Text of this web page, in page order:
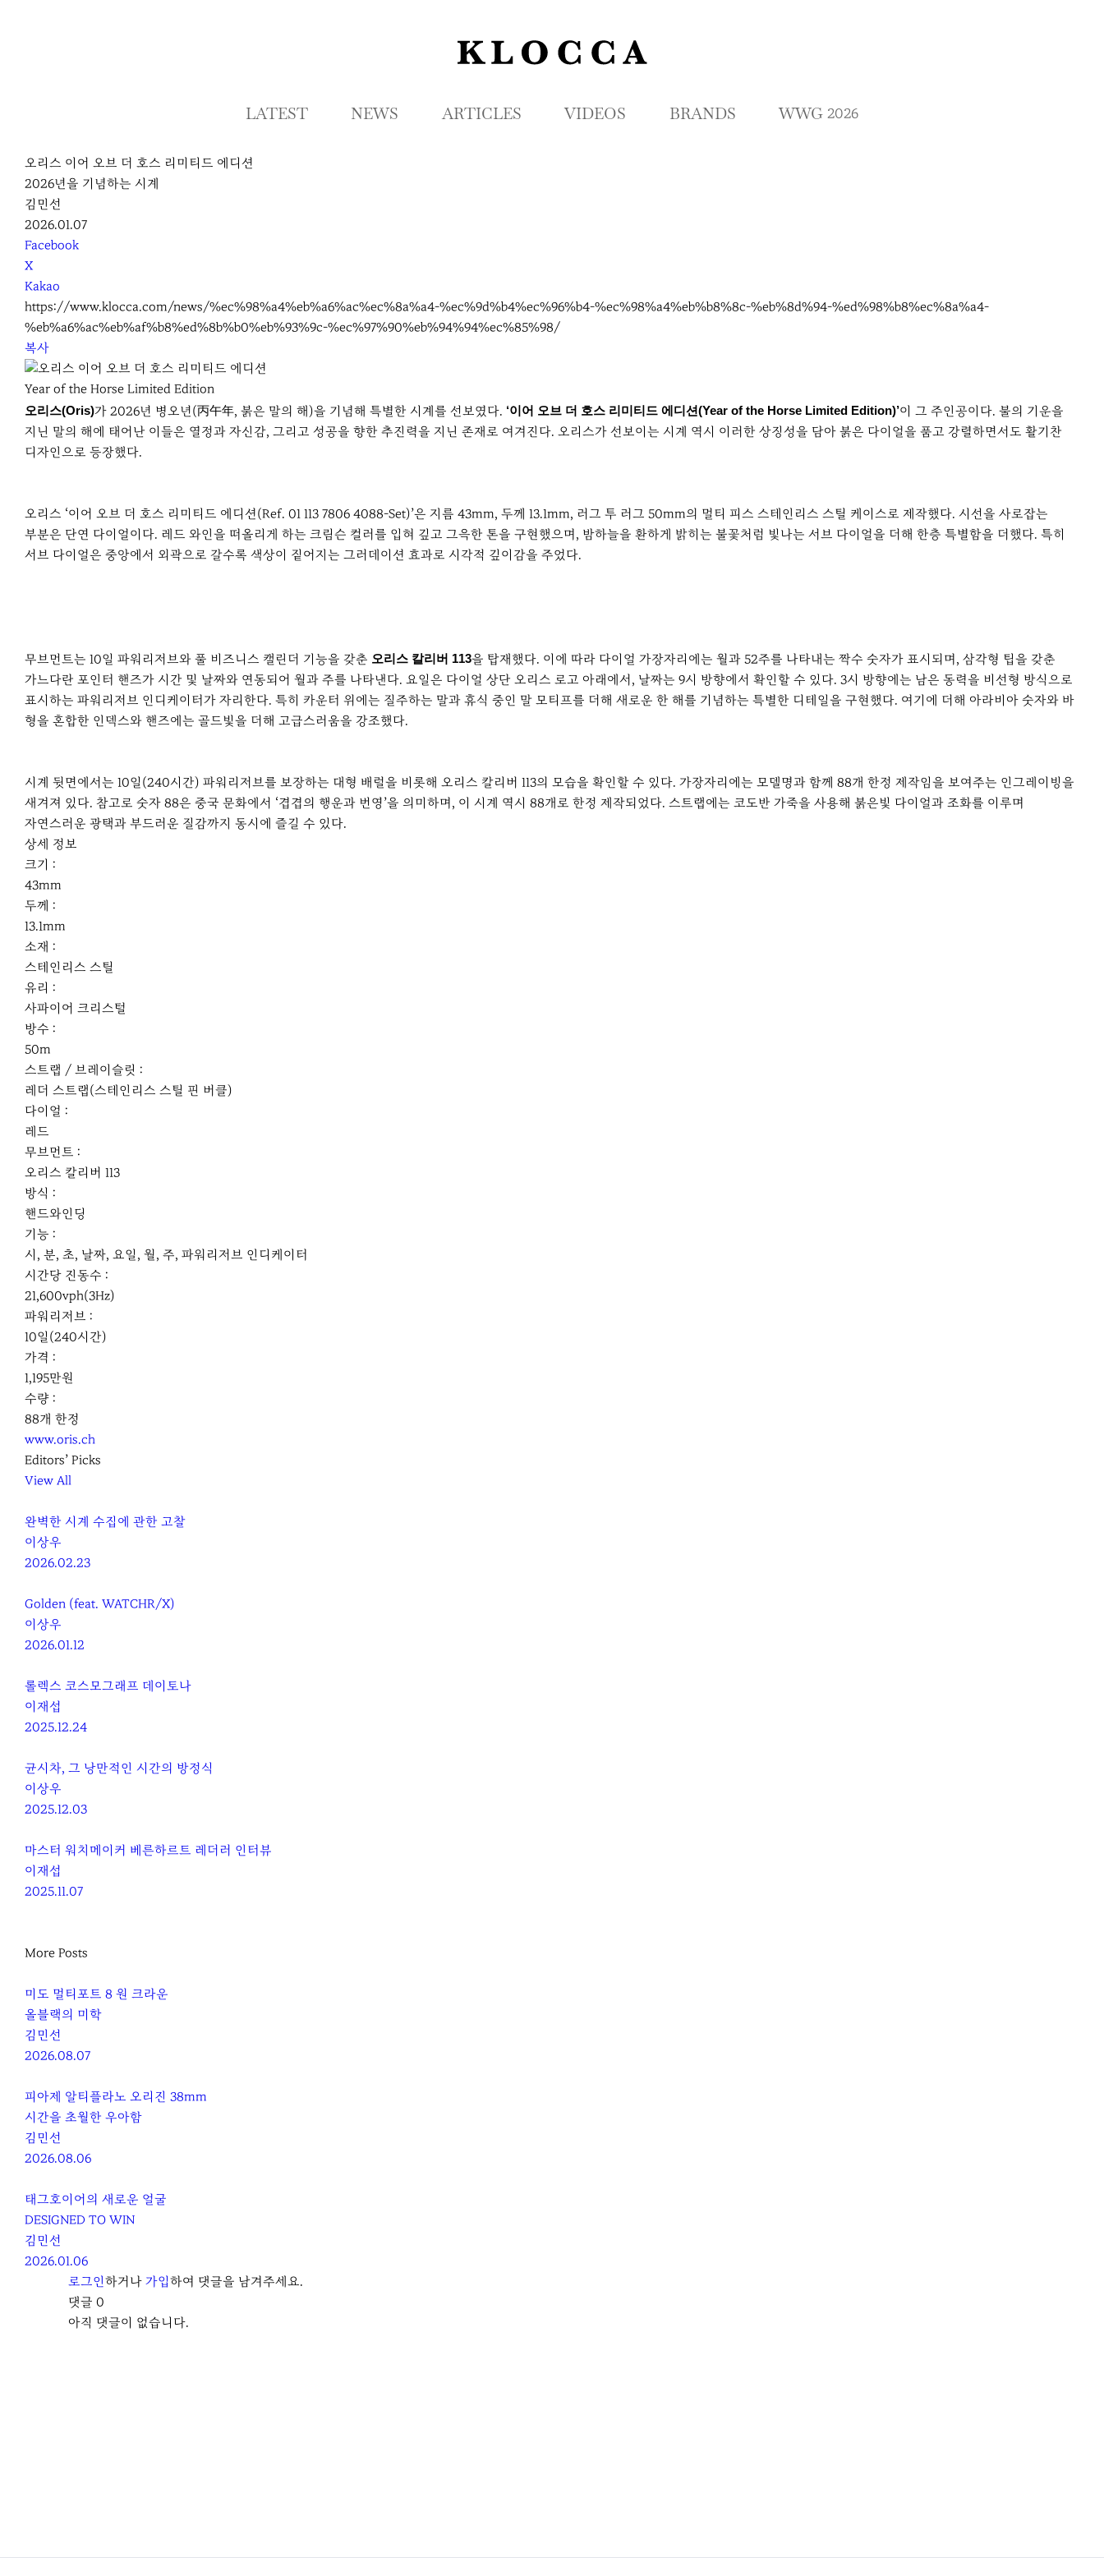
K
L
C
LATEST NEWS ARTICLES VIDEOS BRANDS WWG2026
오리스 이어 오브 더 호스 리미티드 에디션
2026년을 기념하는 시계
김민선
2026.01.07
S
N
S
S
h
a
r
e
Facebook
X
Kakao
https://www.klocca.com/news/%ec%98%a4%eb%a6%ac%ec%8a%a4-%ec%9d%b4%ec%96%b4-%ec%98%a4%eb%b8%8c-%eb%8d%94-%ed%98%b8%ec%8a%a4-
%eb%a6%ac%eb%af%b8%ed%8b%b0%eb%93%9c-%ec%97%90%eb%94%94%ec%85%98/
복사
Year of the Horse Limited Edition
오리스(Oris)가 2026년 병오년(丙午年, 붉은 말의 해)을 기념해 특별한 시계를 선보였다. ‘이어 오브 더 호스 리미티드 에디션(Year of the Horse Limited Edition)’이 그 주인공이다. 불의 기운을
지닌 말의 해에 태어난 이들은 열정과 자신감, 그리고 성공을 향한 추진력을 지닌 존재로 여겨진다. 오리스가 선보이는 시계 역시 이러한 상징성을 담아 붉은 다이얼을 품고 강렬하면서도 활기찬
디자인으로 등장했다.
오리스 ‘이어 오브 더 호스 리미티드 에디션(Ref. 01 113 7806 4088-Set)’은 지름 43mm, 두께 13.1mm, 러그 투 러그 50mm의 멀티 피스 스테인리스 스틸 케이스로 제작했다. 시선을 사로잡는
부분은 단연 다이얼이다. 레드 와인을 떠올리게 하는 크림슨 컬러를 입혀 깊고 그윽한 톤을 구현했으며, 밤하늘을 환하게 밝히는 불꽃처럼 빛나는 서브 다이얼을 더해 한층 특별함을 더했다. 특히
서브 다이얼은 중앙에서 외곽으로 갈수록 색상이 짙어지는 그러데이션 효과로 시각적 깊이감을 주었다.
무브먼트는 10일 파워리저브와 풀 비즈니스 캘린더 기능을 갖춘 오리스 칼리버 113을 탑재했다. 이에 따라 다이얼 가장자리에는 월과 52주를 나타내는 짝수 숫자가 표시되며, 삼각형 팁을 갖춘
가느다란 포인터 핸즈가 시간 및 날짜와 연동되어 월과 주를 나타낸다. 요일은 다이얼 상단 오리스 로고 아래에서, 날짜는 9시 방향에서 확인할 수 있다. 3시 방향에는 남은 동력을 비선형 방식으로
표시하는 파워리저브 인디케이터가 자리한다. 특히 카운터 위에는 질주하는 말과 휴식 중인 말 모티프를 더해 새로운 한 해를 기념하는 특별한 디테일을 구현했다. 여기에 더해 아라비아 숫자와 바
형을 혼합한 인덱스와 핸즈에는 골드빛을 더해 고급스러움을 강조했다.
시계 뒷면에서는 10일(240시간) 파워리저브를 보장하는 대형 배럴을 비롯해 오리스 칼리버 113의 모습을 확인할 수 있다. 가장자리에는 모델명과 함께 88개 한정 제작임을 보여주는 인그레이빙을
새겨져 있다. 참고로 숫자 88은 중국 문화에서 ‘겹겹의 행운과 번영’을 의미하며, 이 시계 역시 88개로 한정 제작되었다. 스트랩에는 코도반 가죽을 사용해 붉은빛 다이얼과 조화를 이루며
자연스러운 광택과 부드러운 질감까지 동시에 즐길 수 있다.
상세 정보
크기 :
43mm
두께 :
13.1mm
소재 :
스테인리스 스틸
유리 :
사파이어 크리스털
방수 :
50m
스트랩 / 브레이슬릿 :
레더 스트랩(스테인리스 스틸 핀 버클)
다이얼 :
레드
무브먼트 :
오리스 칼리버 113
방식 :
핸드와인딩
기능 :
시, 분, 초, 날짜, 요일, 월, 주, 파워리저브 인디케이터
시간당 진동수 :
21,600vph(3Hz)
파워리저브 :
10일(240시간)
가격 :
1,195만원
수량 :
88개 한정
www.oris.ch
Editors’ Picks
View All
완벽한 시계 수집에 관한 고찰
이상우
2026.02.23
Golden (feat. WATCHR/X)
이상우
2026.01.12
롤렉스 코스모그래프 데이토나
이재섭
2025.12.24
균시차, 그 낭만적인 시간의 방정식
이상우
2025.12.03
마스터 워치메이커 베른하르트 레더러 인터뷰
이재섭
2025.11.07
More Posts
미도 멀티포트 8 원 크라운
올블랙의 미학
김민선
2026.08.07
피아제 알티플라노 오리진 38mm
시간을 초월한 우아함
김민선
2026.08.06
태그호이어의 새로운 얼굴
DESIGNED TO WIN
김민선
2026.01.06
로그인하거나가입하여 댓글을 남겨주세요.
댓글 0
아직 댓글이 없습니다.